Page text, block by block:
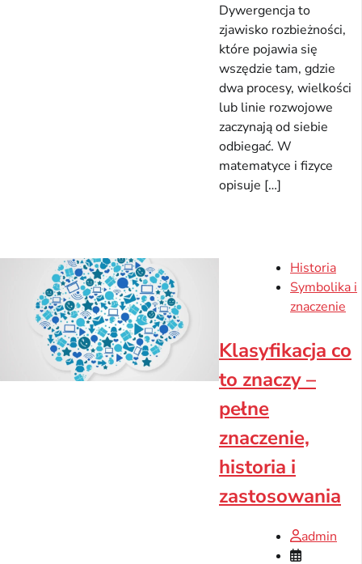
Dywergencja to
zjawisko rozbieżności,
które pojawia się
wszędzie tam, gdzie
dwa procesy, wielkości
lub linie rozwojowe
zaczynają od siebie
odbiegać. W
matematyce i fizyce
opisuje […]
Historia
Symbolika i
znaczenie
Klasyfikacja co
to znaczy –
pełne
znaczenie,
historia i
zastosowania
admin